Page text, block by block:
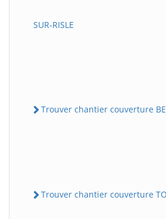
SUR-RISLE
Trouver chantier couverture
Trouver chantier couverture